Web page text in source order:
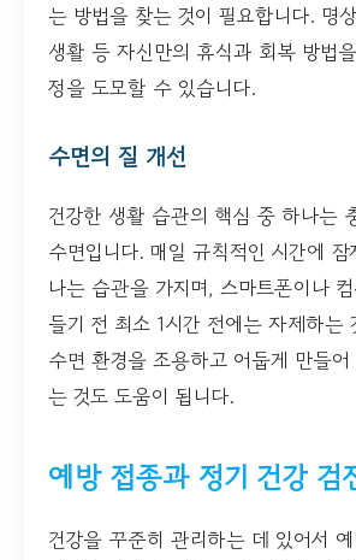
는 방법을 찾는 것이 필요합니다. 명
생활 등 자신만의 휴식과 회복 방법
정을 도모할 수 있습니다.
수면의 질 개선
건강한 생활 습관의 핵심 중 하나는
수면입니다. 매일 규칙적인 시간에
나는 습관을 가지며, 스마트폰이나
들기 전 최소 1시간 전에는 자제하는
수면 환경을 조용하고 어둡게 만들
는 것도 도움이 됩니다.
예방 접종과 정기 건강 검
건강을 꾸준히 관리하는 데 있어서